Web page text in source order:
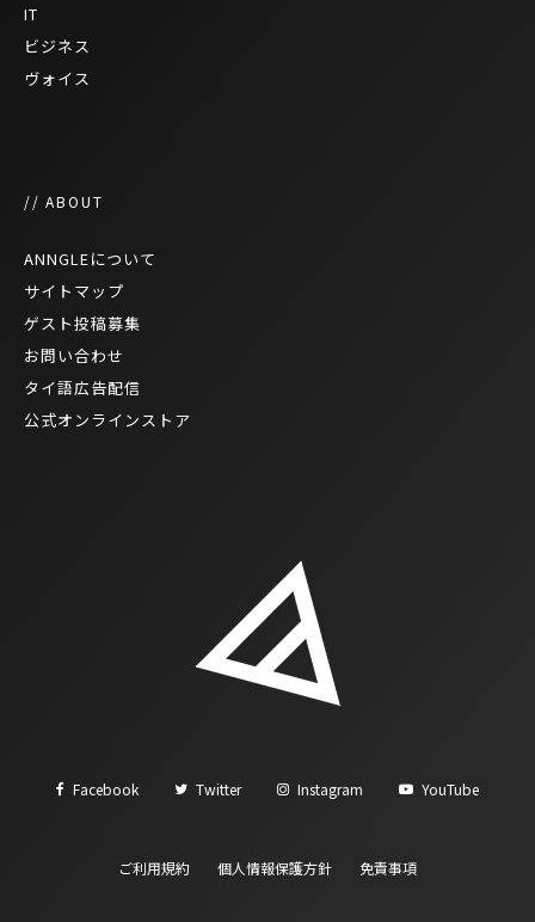
IT
ビジネス
ヴォイス
// ABOUT
ANNGLEについて
サイトマップ
ゲスト投稿募集
お問い合わせ
タイ語広告配信
公式オンラインストア
Facebook Twitter Instagram YouTube
ご利用規約 個人情報保護方針 免責事項